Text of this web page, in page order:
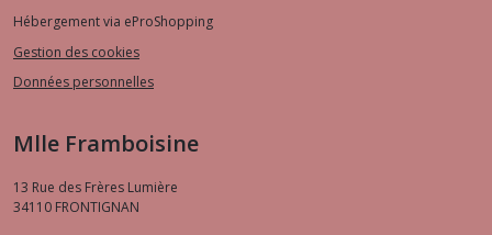
Hébergement via eProShopping
Gestion des cookies
Données personnelles
Mlle Framboisine
13 Rue des Frères Lumière
34110 FRONTIGNAN